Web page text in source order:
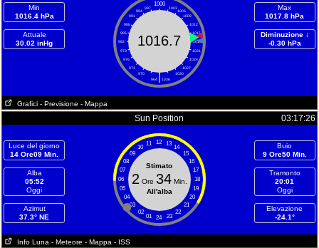
Min
1016.4 hPa
Attuale
30.02 inHg
1000
991 1009
982 1018
973 1027
997 1003
994 1006
988
1012
985
1015
979
1021
976
1024
970
1030
964
1036
|
1016.7
Max
1017.8 hPa
Diminuzione ↓
-0.30 hPa
Grafici - Previsione - Mappa
Sun Position 03:17:26
Luce del giorno
14 Ore09 Min.
Alba
05:52
Oggi
Azimut
37.3° NE
12
11 13
10
14
09
15
08
16
07
17
06
18
05
19
04
20
03
21
02
22
01 23
24
Stimato
2 Ore 34Min.
All'alba
Buio
9 Ore50 Min.
Tramonto
20:01
Oggi
Elevazione
-24.1°
Info Luna - Meteore - Mappa - ISS